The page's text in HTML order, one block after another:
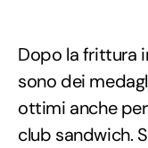
Dopo la frittura
sono dei
ottimi anche
club sandwich.